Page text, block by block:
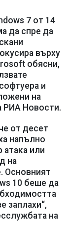
7 от 14
да спре да
върху
обясни,
и
на
РИА Новости.
от десет
напълно
атака или
на
Основният
10 беше да
заплахи“,
на